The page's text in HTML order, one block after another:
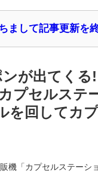
まして記事更新を
が出てくる
プセルステ
を回してカ
機「カプセルステーシ